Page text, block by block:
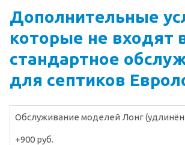
Дополнительные
которые не входят
стандартное
для септиков
Обслуживание моделей Лонг
+900 руб.